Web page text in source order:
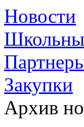
Новости
Закупки
Архив